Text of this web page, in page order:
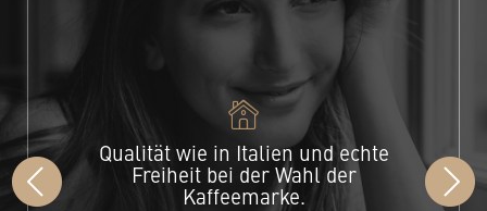
Qualität wie in Italien und echte
Freiheit bei der Wahl der
Kaffeemarke.